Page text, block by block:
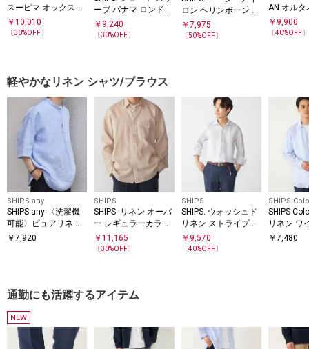
スーピマ オックスフ
ォード ボタンダウン
シャツ
￥ 10,010
〔30%OFF〕
ーブ パナマ ロンドン
ストライプ シャツ
￥ 9,240
〔30%OFF〕
ロン ヘリンボーン ホ
リゾンタルカラー シ
ャツ
￥ 7,975
〔50%OFF〕
AN オルタ
トライプ
ー シャツ
￥ 9,900
〔40%OFF〕
軽やかなリネン シャツ/ブラウス
SHIPS any
SHIPS any:〈洗濯機
可能〉ピュアリネン
バンド スキッパー ハ
￥ 7,920
SHIPS
SHIPS: リネン オーバ
ー レギュラーカラー
シャツ
￥11,165
〔30%OFF〕
SHIPS
SHIPS: ウォッシュド
リネン ストライプ シ
ャツ
￥ 9,570
〔40%OFF〕
SHIPS
SHIPS
リネン ワ
スキッパ
￥7,480
通勤にも活躍するアイテム
NEW